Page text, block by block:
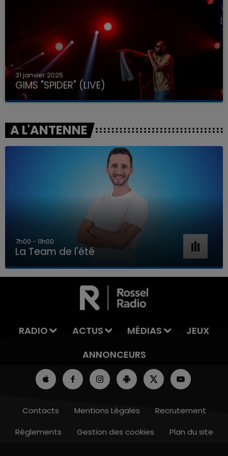
LA TEAM DE L'ÉTÉ
31 janvier 2025
GIMS "SPIDER" (LIVE)
A L'ANTENNE
7h00 - 11h00
La Team de l'été
RADIO ACTUS MÉDIAS
JEUX
ANNONCEURS
Contacts Mentions Légales
Recrutement
Règlements
Gestion des cookies Plan du site